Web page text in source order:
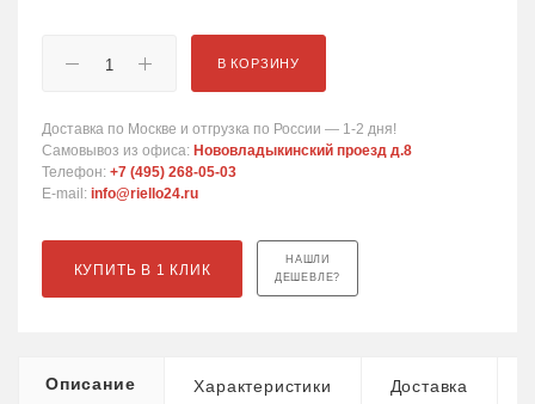
В КОРЗИНУ
Доставка по Москве и отгрузка по России — 1-2 дня!
Самовывоз из офиса: Нововладыкинский проезд д.8
Телефон: +7 (495) 268-05-03
E-mail: info@riello24.ru
КУПИТЬ В 1 КЛИК
НАШЛИ
ДЕШЕВЛЕ?
Описание Характеристики Доставка